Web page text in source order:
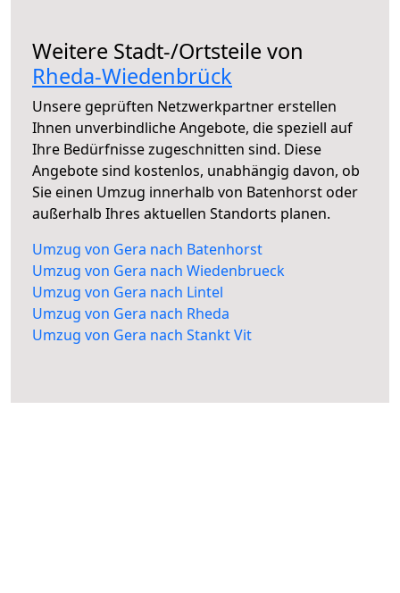
Weitere Stadt-/Ortsteile von
Rheda-Wiedenbrück
Unsere geprüften Netzwerkpartner erstellen
Ihnen unverbindliche Angebote, die speziell auf
Ihre Bedürfnisse zugeschnitten sind. Diese
Angebote sind kostenlos, unabhängig davon, ob
Sie einen Umzug innerhalb von Batenhorst oder
außerhalb Ihres aktuellen Standorts planen.
Umzug von Gera nach Batenhorst
Umzug von Gera nach Wiedenbrueck
Umzug von Gera nach Lintel
Umzug von Gera nach Rheda
Umzug von Gera nach Stankt Vit